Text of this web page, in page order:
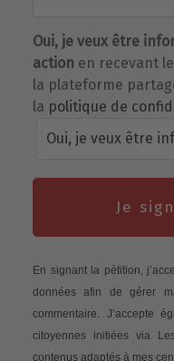
Oui, je veux être
action en recevant
la plateforme
la politique de
Oui, je veux être
Je
En signant la pétition,
données afin de gérer
commentaire. J’accepte
citoyennes initiées via
contenus adaptés à mes